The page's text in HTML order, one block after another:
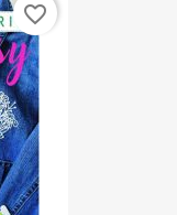
favorite_border